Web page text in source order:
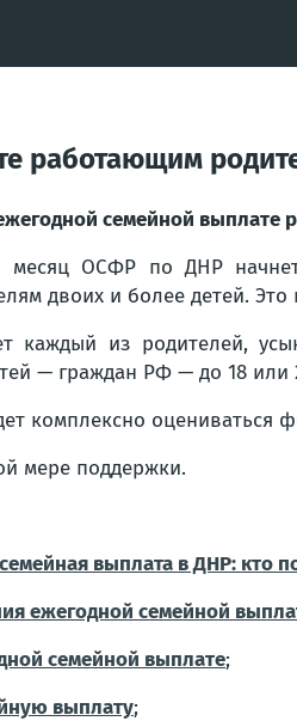
работающим
семейной выплате
ОСФР по ДНР
двоих и более детей.
каждый из родителей,
— граждан РФ — до 18 или
комплексно
мере поддержки.
выплата в ДНР: кто
ежегодной семейной
семейной выплате;
выплату;